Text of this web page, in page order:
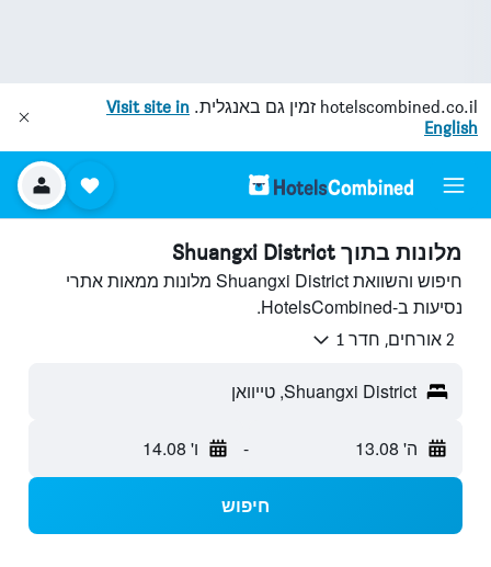
hotelscombined.co.il זמין גם באנגלית. Visit site in
English
מלונות בתוך Shuangxi District
חיפוש והשוואת Shuangxi District מלונות ממאות אתרי
נסיעות ב-HotelsCombined.
2 אורחים, חדר 1
Shuangxi District, טייוואן
ה' 13.08 - ו' 14.08
חיפוש